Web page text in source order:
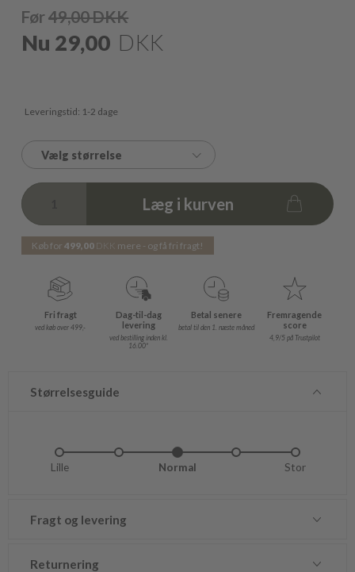
Før49,00DKK
Nu 29,00 DKK
Leveringstid: 1-2 dage
Vælg størrelse
Læg i kurven
Køb for499,00 DKK mere - og få fri fragt!
Fri fragt
ved køb over 499,-
Dag-til-dag
levering
ved bestilling inden kl.
16.00*
Betal senere
betal til den 1. næste måned
Fremragende
score
4,9/5 på Trustpilot
Størrelsesguide
Lille Normal Stor
Fragt og levering
Returnering